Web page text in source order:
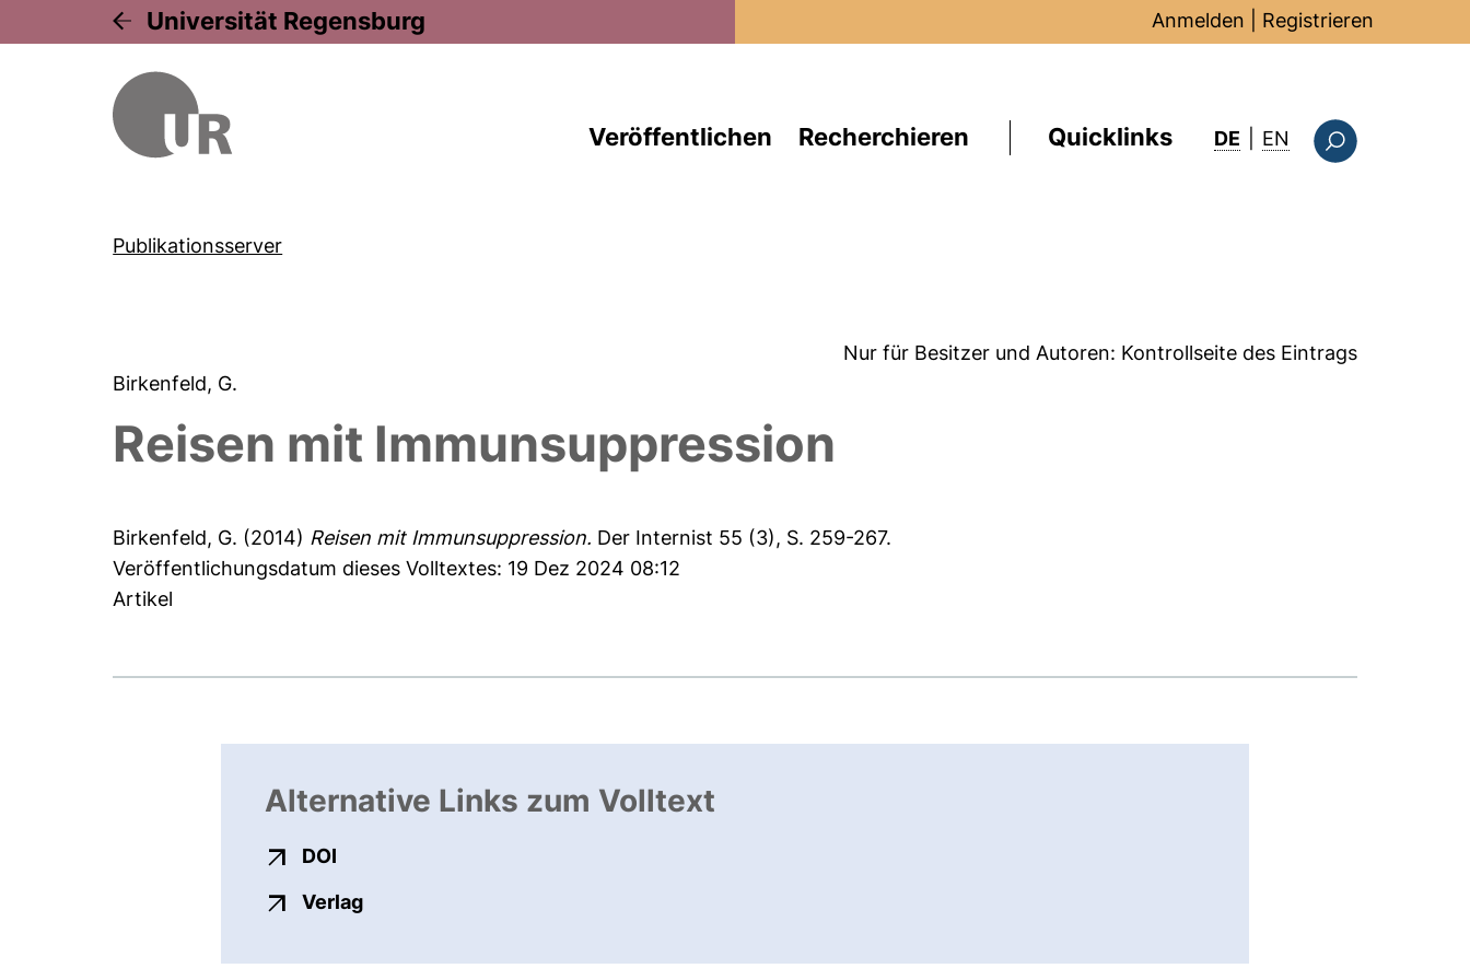
Universität Regensburg Anmelden Registrieren
Veröffentlichen Recherchieren Quicklinks DE EN : this page in
Publikationsserver
Nur für Besitzer und Autoren: Kontrollseite des Eintrags
Birkenfeld, G.
Reisen mit Immunsuppression
Birkenfeld, G. (2014) Reisen mit Immunsuppression. Der Internist 55 (3), S. 259-267.
Veröffentlichungsdatum dieses Volltextes: 19 Dez 2024 08:12
Artikel
Alternative Links zum Volltext
DOI
Verlagexterner Link, öffnet neues Fenster